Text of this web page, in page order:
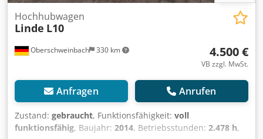
Oberschweinbach 330 km
Hochhubwagen
Linde L10
4.500 €
VB zzgl. MwSt.
Anfragen Anrufen
Zustand: gebraucht, Funktionsfähigkeit: voll
funktionsfähig, Baujahr: 2014, Betriebsstunden: 2.478 h,